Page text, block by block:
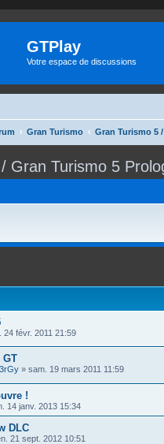
GTPlay
Votre espace de discussions
Gran Turismo Gran Turismo 5
Gran Turismo 5
24 févr. 2011 21:59
GT
» sam. 19 mars 2011 11:59
!
14 janv. 2013 15:34
DLC
21 sept. 2012 10:51